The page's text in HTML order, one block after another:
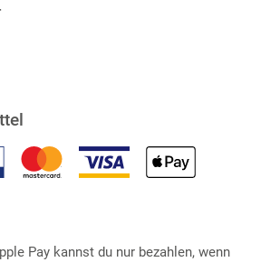
Pay kannst du nur bezahlen, wenn